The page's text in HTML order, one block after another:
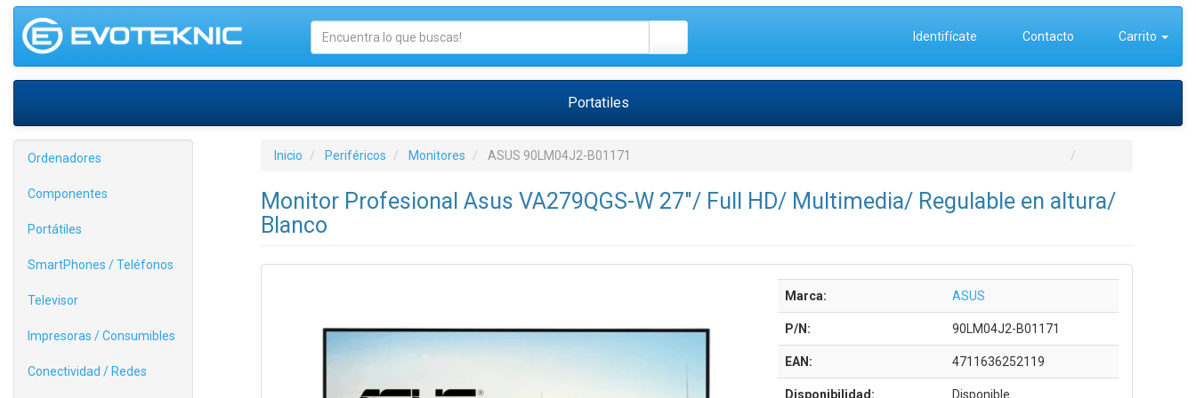
Identifícate Contacto Carrito
Portatiles
Ordenadores
Componentes
Portátiles
SmartPhones / Teléfonos
Televisor
Impresoras / Consumibles
Conectividad / Redes
Inicio Periféricos Monitores ASUS 90LM04J2-B01171
Monitor Profesional Asus VA279QGS-W 27"/ Full HD/ Multimedia/ Regulable en altura/
Blanco
Marca: ASUS
P/N: 90LM04J2-B01171
EAN: 4711636252119
Disponibilidad: Disponible